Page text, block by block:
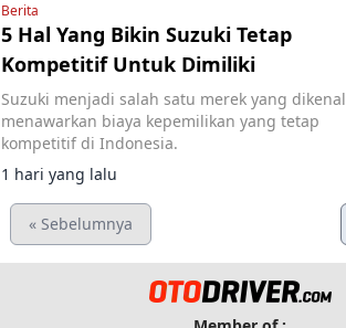
Berita
5 Hal Yang Bikin Suzuki Tetap
Kompetitif Untuk Dimiliki
Suzuki menjadi salah satu merek yang dikenal
menawarkan biaya kepemilikan yang tetap
kompetitif di Indonesia.
1 hari yang lalu
« Sebelumnya